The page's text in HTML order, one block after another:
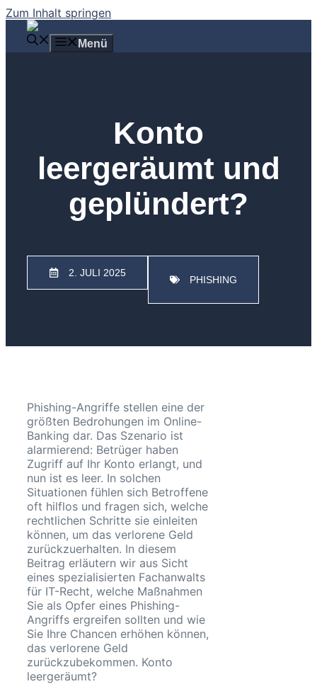
Zum Inhalt springen
Menü
Konto
leergeräumt und
geplündert?
2. JULI 2025
PHISHING
Phishing-Angriffe stellen eine der
größten Bedrohungen im Online-
Banking dar. Das Szenario ist
alarmierend: Betrüger haben
Zugriff auf Ihr Konto erlangt, und
nun ist es leer. In solchen
Situationen fühlen sich Betroffene
oft hilflos und fragen sich, welche
rechtlichen Schritte sie einleiten
können, um das verlorene Geld
zurückzuerhalten. In diesem
Beitrag erläutern wir aus Sicht
eines spezialisierten Fachanwalts
für IT-Recht, welche Maßnahmen
Sie als Opfer eines Phishing-
Angriffs ergreifen sollten und wie
Sie Ihre Chancen erhöhen können,
das verlorene Geld
zurückzubekommen. Konto
leergeräumt?